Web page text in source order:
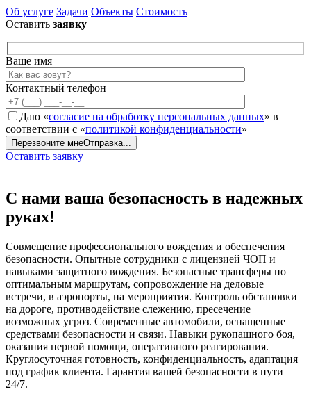
Об услуге Задачи Объекты Стоимость
Оставить заявку
Ваше имя
Контактный телефон
Даю «согласие на обработку персональных данных» в
соответствии с «политикой конфиденциальности»
Перезвоните мнеОтправка...
Оставить заявку
С нами ваша безопасность в надежных
руках!
Совмещение профессионального вождения и обеспечения
безопасности. Опытные сотрудники с лицензией ЧОП и
навыками защитного вождения. Безопасные трансферы по
оптимальным маршрутам, сопровождение на деловые
встречи, в аэропорты, на мероприятия. Контроль обстановки
на дороге, противодействие слежению, пресечение
возможных угроз. Современные автомобили, оснащенные
средствами безопасности и связи. Навыки рукопашного боя,
оказания первой помощи, оперативного реагирования.
Круглосуточная готовность, конфиденциальность, адаптация
под график клиента. Гарантия вашей безопасности в пути
24/7.